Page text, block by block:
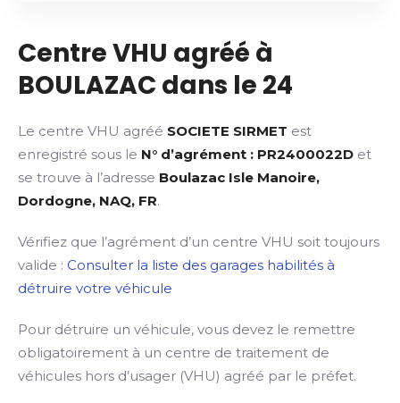
Centre VHU agréé à
BOULAZAC dans le 24
Le centre VHU agréé SOCIETE SIRMET est
enregistré sous le N° d’agrément : PR2400022D et
se trouve à l’adresse Boulazac Isle Manoire,
Dordogne, NAQ, FR.
Vérifiez que l’agrément d’un centre VHU soit toujours
valide : Consulter la liste des garages habilités à
détruire votre véhicule
Pour détruire un véhicule, vous devez le remettre
obligatoirement à un centre de traitement de
véhicules hors d’usager (VHU) agréé par le préfet.